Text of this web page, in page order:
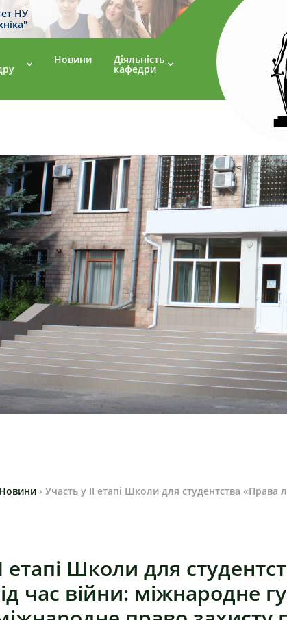
НУ
Новини Діяльність
кафедри
Новини › Участь у ІІ етапі Школи для студентства
етапі Школи для
час війни: міжнародне